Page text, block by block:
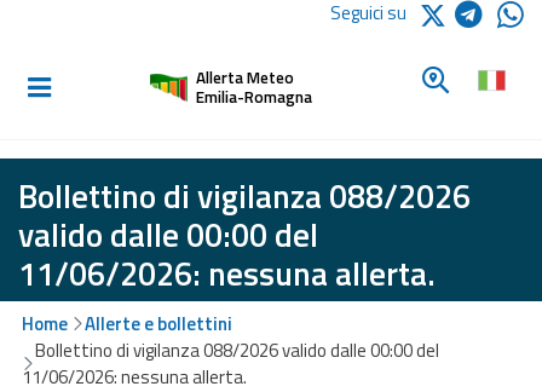
Informati e
Allerte E
Bollettini
Allerte e
Bollettini
Meteo
Seguici su
Allerta Meteo
Emilia-Romagna
Cerca un
Bollettino di vigilanza 088/2026
valido dalle 00:00 del
11/06/2026: nessuna allerta.
Home
Allerte e bollettini
Bollettino di vigilanza 088/2026 valido dalle 00:00 del
11/06/2026: nessuna allerta.